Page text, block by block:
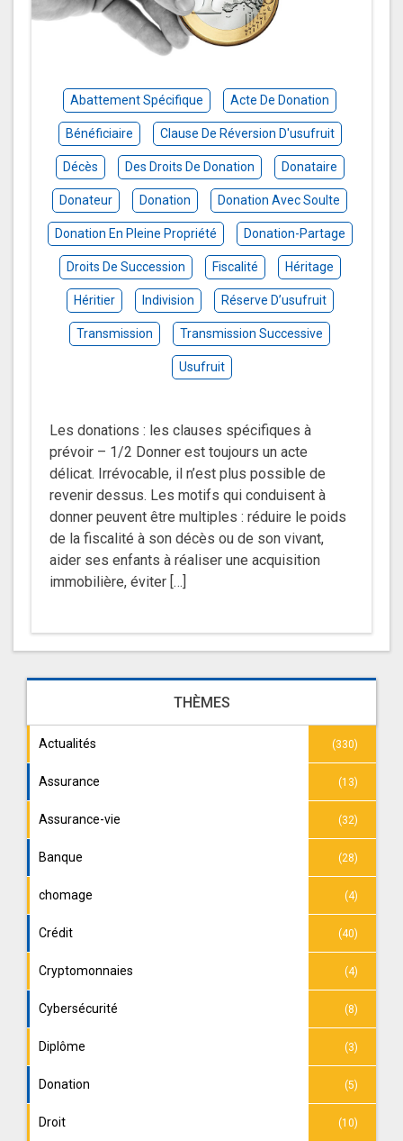
Abattement Spécifique Acte De Donation
Bénéficiaire Clause De Réversion D'usufruit
Décès Des Droits De Donation Donataire
Donateur Donation Donation Avec Soulte
Donation En Pleine Propriété Donation-Partage
Droits De Succession Fiscalité Héritage
Héritier Indivision Réserve D’usufruit
Transmission Transmission Successive
Usufruit
Les donations : les clauses spécifiques à
prévoir – 1/2 Donner est toujours un acte
délicat. Irrévocable, il n’est plus possible de
revenir dessus. Les motifs qui conduisent à
donner peuvent être multiples : réduire le poids
de la fiscalité à son décès ou de son vivant,
aider ses enfants à réaliser une acquisition
immobilière, éviter […]
THÈMES
Actualités (330)
Assurance (13)
Assurance-vie (32)
Banque (28)
chomage (4)
Crédit (40)
Cryptomonnaies (4)
Cybersécurité (8)
Diplôme (3)
Donation (5)
Droit (10)